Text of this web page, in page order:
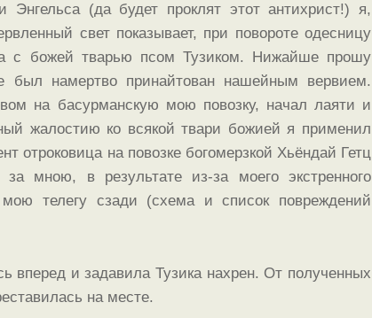
Энгельса (да будет проклят этот антихрист!) я,
свет показывает, при повороте одесницу
с божей тварью псом Тузиком. Нижайше прошу
был намертво принайтован нашейным вервием.
на басурманскую мою повозку, начал лаяти и
жалостию ко всякой твари божией я применил
отроковица на повозке богомерзкой Хьёндай Гетц
мною, в результате из-за моего экстренного
телегу сзади (схема и список повреждений
вперед и задавила Тузика нахрен. От полученных
на месте.